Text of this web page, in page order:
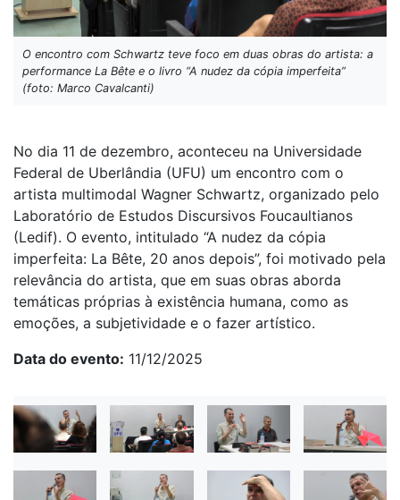
O encontro com Schwartz teve foco em duas obras do artista: a
performance La Bête e o livro “A nudez da cópia imperfeita”
(foto: Marco Cavalcanti)
No dia 11 de dezembro, aconteceu na Universidade
Federal de Uberlândia (UFU) um encontro com o
artista multimodal Wagner Schwartz, organizado pelo
Laboratório de Estudos Discursivos Foucaultianos
(Ledif). O evento, intitulado “A nudez da cópia
imperfeita: La Bête, 20 anos depois”, foi motivado pela
relevância do artista, que em suas obras aborda
temáticas próprias à existência humana, como as
emoções, a subjetividade e o fazer artístico.
Data do evento 11/12/2025